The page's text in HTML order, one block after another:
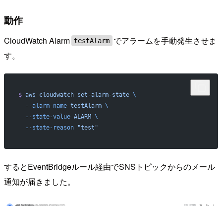
動作
CloudWatch Alarm testAlarm でアラームを手動発生させま
す。
$ aws cloudwatch set-alarm-state \
  --alarm-name
testAlarm \
  --state-value
ALARM \
  --state-reason
"test"
するとEventBridgeルール経由でSNSトピックからのメール
通知が届きました。